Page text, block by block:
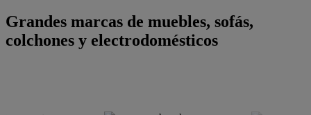
Grandes marcas de muebles, sofás,
colchones y electrodomésticos